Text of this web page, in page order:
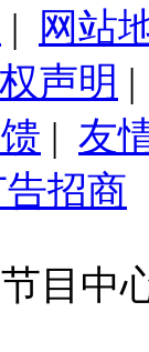
| 网站
声明 |
| 友
招商
目中